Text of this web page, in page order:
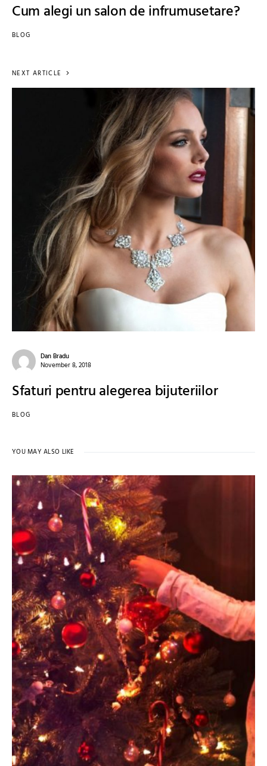
Cum alegi un salon de infrumusetare?
BLOG
NEXT ARTICLE
Dan Bradu
November 8, 2018
Sfaturi pentru alegerea bijuteriilor
BLOG
YOU MAY ALSO LIKE